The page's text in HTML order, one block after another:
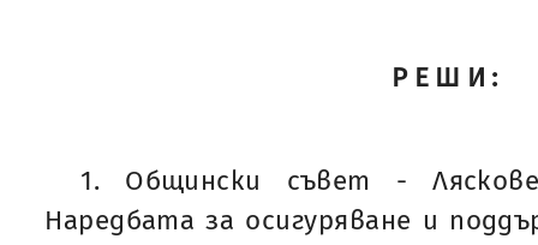
РЕШИ:
1. Общински съвет -
Наредбата за осигуряване и